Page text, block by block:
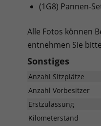
(1G8) Pannen-
Alle Fotos können
entnehmen Sie
Sonstiges
Anzahl Sitzplätze
Anzahl Vorbesitzer
Erstzulassung
Kilometerstand